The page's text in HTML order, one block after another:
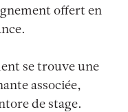
offert en
se trouve une
associée,
de stage.